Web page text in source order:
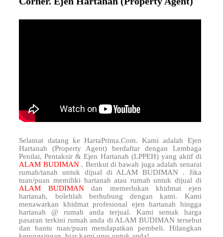
Selamat datang ke HartaPrima.Com. Kami adalah Ejen
Hartanah (Property Agent) berdaftar dengan Lembaga
Penilai, Pentaksir & Ejen Hartanah (LPPEH) yang aktif di
ALAM BUDIMAN . Berikut di bawah juga adalah senarai
rumah/tanah untuk dijual di ALAM BUDIMAN . Jika
tuan/puan memiliki hartanah atau rumah untuk dijual di
ALAM BUDIMANdan memerlukan khidmat ejen
hartanah, bolehlah berhubung dengan kami. Kami
menawarkan khidmat profesional ejen hartanah hingga
hartanah @ rumah anda terjual. Kami semak harga
pasaran terkini rumah anda di ALAM BUDIMAN tersebut
dan bantu tuan/puan mendapatkan pembeli. Hilangkan